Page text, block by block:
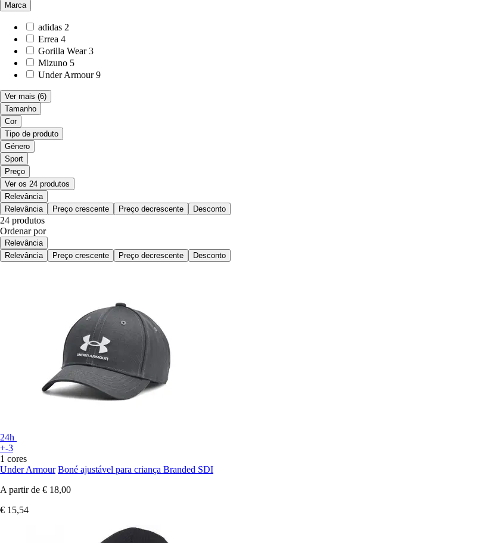
Marca
adidas 2
Errea 4
Gorilla Wear 3
Mizuno 5
Under Armour 9
Ver mais (6)
Tamanho
Cor
Tipo de produto
Género
Sport
Preço
Ver os 24 produtos
Relevância
Relevância
Preço crescente Preço decrescente Desconto
24 produtos
Ordenar por
Relevância
Relevância
Preço crescente Preço decrescente Desconto
24h
+-3
1 cores
Under Armour Boné ajustável para criança Branded SDI
A partir de € 18,00
€ 15,54